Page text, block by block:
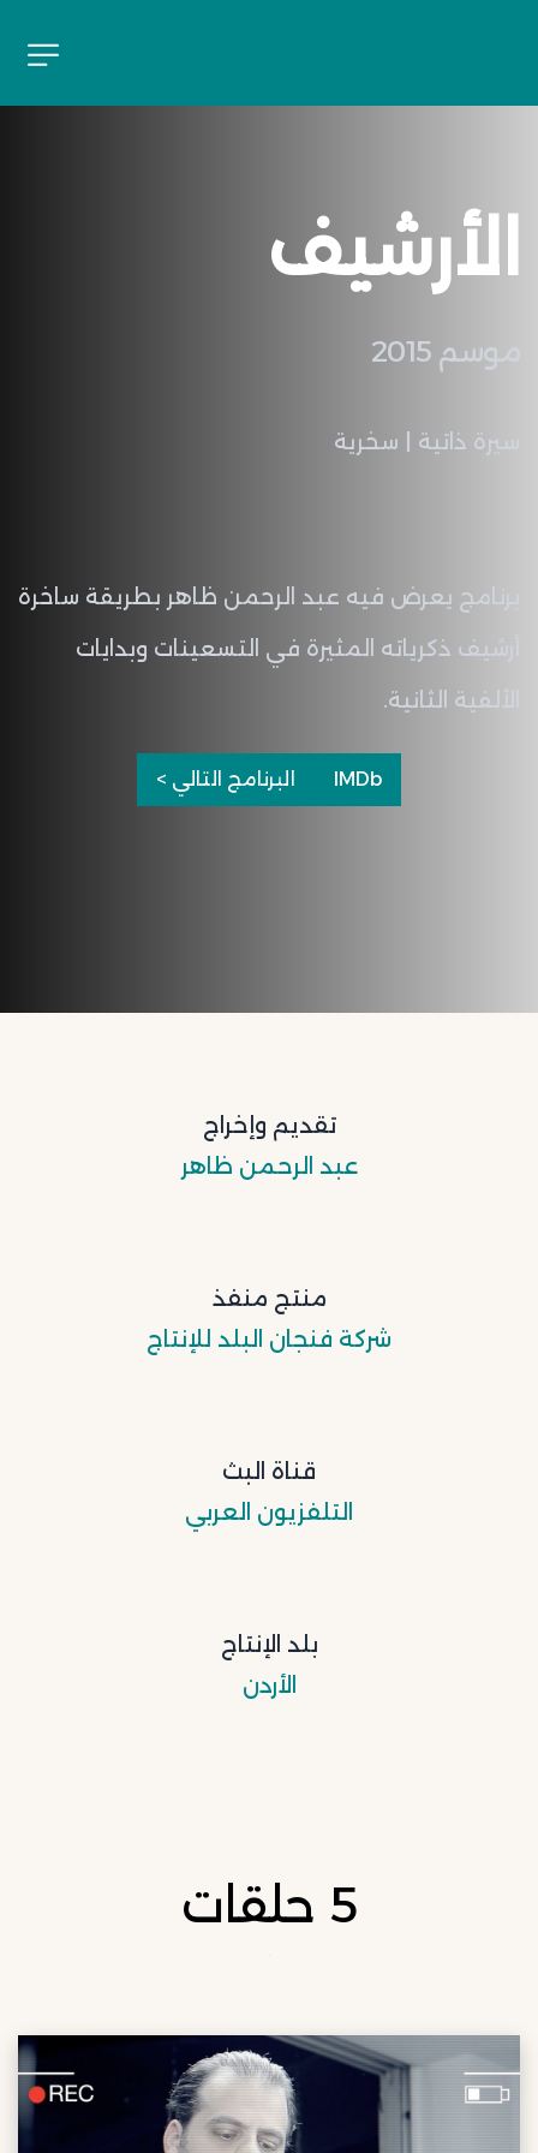
الأرشيف
موسم 2015
سيرة ذاتية | سخرية
الألفية الثانية.
IMDb البرنامج التالي >
تقديم وإخراج
عبد الرحمن ظاهر
منتج منفذ
شركة فنجان البلد للإنتاج
قناة البث
التلفزيون العربي
بلد الإنتاج
الأردن
5 حلقات